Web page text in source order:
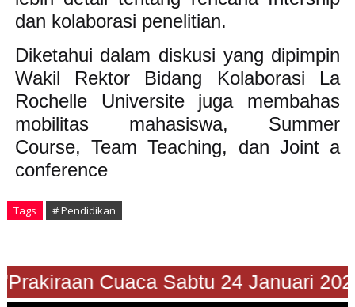
dan kolaborasi penelitian.
Diketahui dalam diskusi yang dipimpin
Wakil Rektor Bidang Kolaborasi La
Rochelle Universite juga membahas
mobilitas mahasiswa, Summer
Course, Team Teaching, dan Joint a
conference
Tags # Pendidikan
Cuaca Sabtu 24 Januari